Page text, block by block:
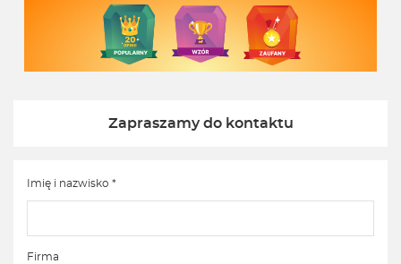
Zapraszamy do kontaktu
Imię i nazwisko *
Firma